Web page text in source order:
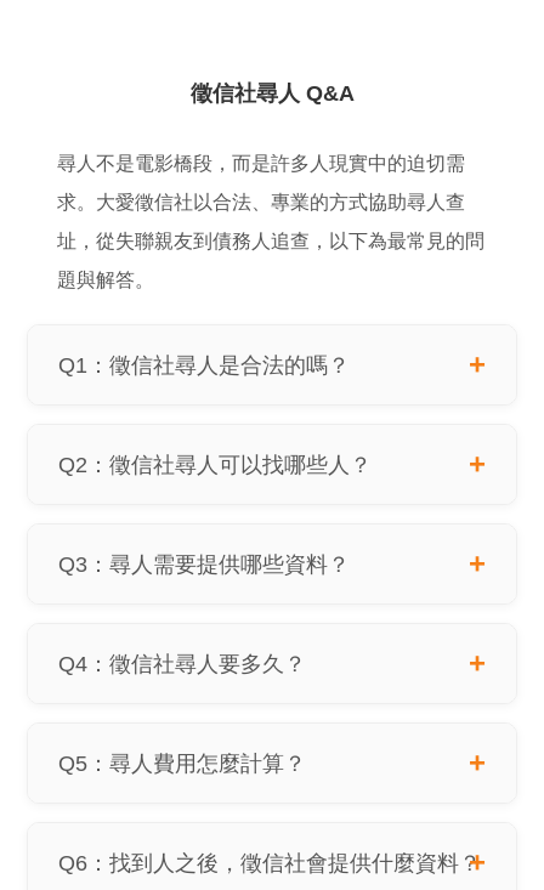
徵信社尋人 Q&A
尋人不是電影橋段，而是許多人現實中的迫切需
求。大愛徵信社以合法、專業的方式協助尋人查
址，從失聯親友到債務人追查，以下為最常見的問
題與解答。
Q1：徵信社尋人是合法的嗎？
Q2：徵信社尋人可以找哪些人？
Q3：尋人需要提供哪些資料？
Q4：徵信社尋人要多久？
Q5：尋人費用怎麼計算？
Q6：找到人之後，徵信社會提供什麼資料？